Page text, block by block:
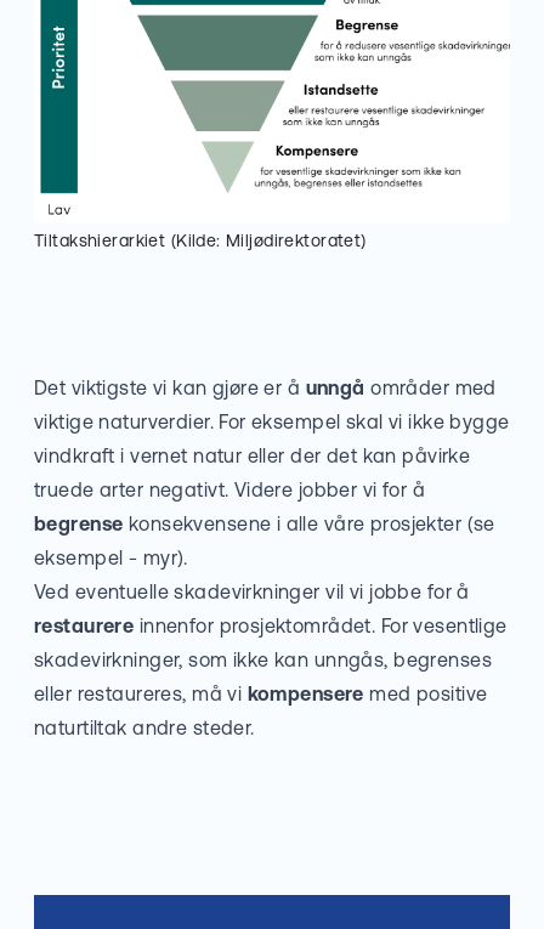
Tiltakshierarkiet (Kilde: Miljødirektoratet)
Det viktigste vi kan gjøre er å unngå områder med
viktige naturverdier. For eksempel skal vi ikke bygge
vindkraft i vernet natur eller der det kan påvirke
truede arter negativt. Videre jobber vi for å
begrense konsekvensene i alle våre prosjekter (se
eksempel - myr).
Ved eventuelle skadevirkninger vil vi jobbe for å
restaurere innenfor prosjektområdet. For vesentlige
skadevirkninger, som ikke kan unngås, begrenses
eller restaureres, må vi kompensere med positive
naturtiltak andre steder.